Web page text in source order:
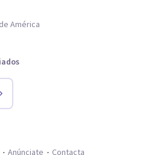
América
Anúnciate Contacta